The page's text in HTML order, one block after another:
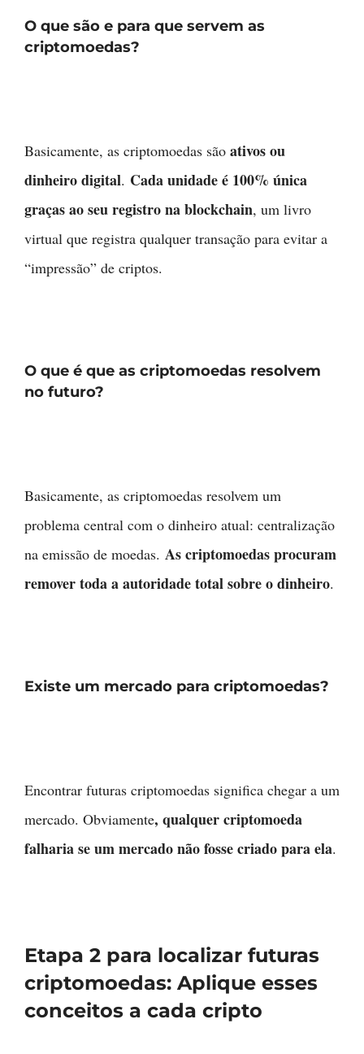
O que são e para que servem as
criptomoedas?
Basicamente, as criptomoedas são ativos ou
dinheiro digital. Cada unidade é 100% única
graças ao seu registro na blockchain, um livro
virtual que registra qualquer transação para evitar a
“impressão” de criptos.
O que é que as criptomoedas resolvem
no futuro?
Basicamente, as criptomoedas resolvem um
problema central com o dinheiro atual: centralização
na emissão de moedas. As criptomoedas procuram
remover toda a autoridade total sobre o dinheiro.
Existe um mercado para criptomoedas?
Encontrar futuras criptomoedas significa chegar a um
mercado. Obviamente, qualquer criptomoeda
falharia se um mercado não fosse criado para ela.
Etapa 2 para localizar futuras
criptomoedas: Aplique esses
conceitos a cada cripto